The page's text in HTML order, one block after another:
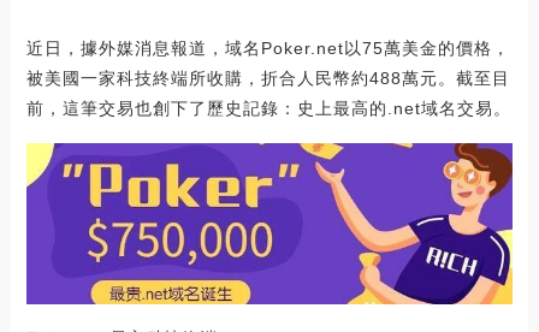
近日，據外媒消息報道，域名Poker.net以75萬美金的價格，
被美國一家科技終端所收購，折合人民幣約488萬元。截至目
前，這筆交易也創下了歷史記錄：史上最高的.net域名交易。